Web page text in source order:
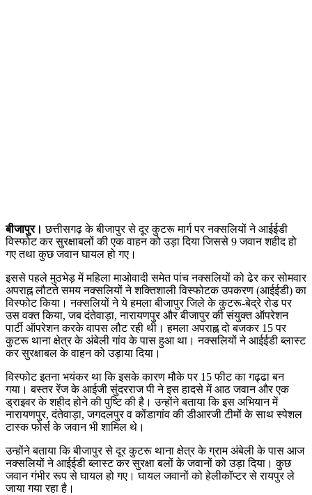
बीजापुर। छत्तीसगढ़ के बीजापुर से दूर कुटरू मार्ग पर नक्सलियों ने आईईडी
विस्फोट कर सुरक्षाबलों की एक वाहन को उड़ा दिया जिससे 9 जवान शहीद हो
गए तथा कुछ जवान घायल हो गए।
इससे पहले मुठभेड़ में महिला माओवादी समेत पांच नक्सलियों को ढेर कर सोमवार
अपराह्न लौटते समय नक्सलियों ने शक्तिशाली विस्फोटक उपकरण (आईईडी) का
विस्फोट किया। नक्सलियों ने ये हमला बीजापुर जिले के कुटरू-बेद्रे रोड पर
उस वक्त किया, जब दंतेवाड़ा, नारायणपुर और बीजापुर की संयुक्त ऑपरेशन
पार्टी ऑपरेशन करके वापस लौट रही थी। हमला अपराह्न दो बजकर 15 पर
कुटरू थाना क्षेत्र के अंबेली गांव के पास हुआ था। नक्सलियों ने आईईडी ब्लास्ट
कर सुरक्षाबल के वाहन को उड़ाया दिया।
विस्फोट इतना भयंकर था कि इसके कारण मौके पर 15 फीट का गढ्ढा बन
गया। बस्तर रेंज के आईजी सुंदरराज पी ने इस हादसे में आठ जवान और एक
ड्राइवर के शहीद होने की पुष्टि की है। उन्होंने बताया कि इस अभियान में
नारायणपुर, दंतेवाड़ा, जगदलपुर व कोंडागांव की डीआरजी टीमों के साथ स्पेशल
टास्क फोर्स के जवान भी शामिल थे।
उन्होंने बताया कि बीजापुर से दूर कुटरू थाना क्षेत्र के ग्राम अंबेली के पास आज
नक्सलियों ने आईईडी ब्लास्ट कर सुरक्षा बलों के जवानों को उड़ा दिया। कुछ
जवान गंभीर रूप से घायल हो गए। घायल जवानों को हेलीकॉप्टर से रायपुर ले
जाया गया रहा है।